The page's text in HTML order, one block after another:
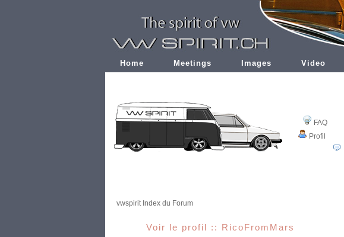
Home Meetings Images Video
FAQ
Profil
vwspirit Index du Forum
Voir le profil :: RicoFromMars